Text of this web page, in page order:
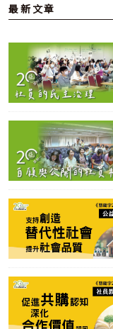
最新文章